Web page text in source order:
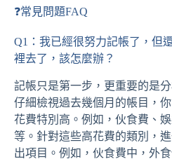
❓常見問題FAQ
Q1：我已經很努力記帳了，但
裡去了，該怎麼辦？
記帳只是第一步，更重要的是
仔細檢視過去幾個月的帳目，
花費特別高。例如，伙食費、
等。針對這些高花費的類別，
出項目。例如，伙食費中，外